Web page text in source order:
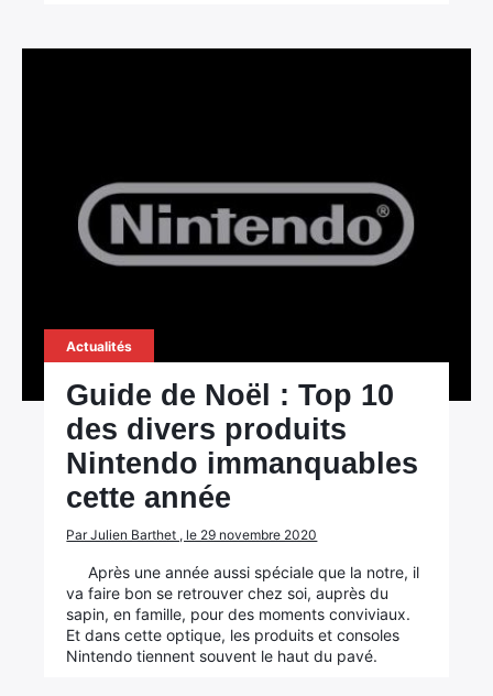
Actualités
Guide de Noël : Top 10
des divers produits
Nintendo immanquables
cette année
Par Julien Barthet , le 29 novembre 2020
Après une année aussi spéciale que la notre, il
va faire bon se retrouver chez soi, auprès du
sapin, en famille, pour des moments conviviaux.
Et dans cette optique, les produits et consoles
Nintendo tiennent souvent le haut du pavé.